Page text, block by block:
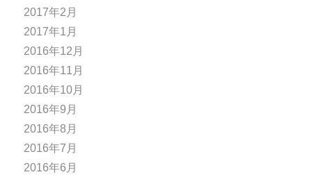
2017年2月
2017年1月
2016年12月
2016年11月
2016年10月
2016年9月
2016年8月
2016年7月
2016年6月